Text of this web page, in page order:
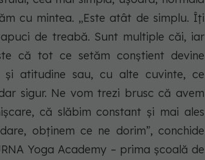
cu mintea. „Este atât de simplu. Îți
de treabă. Sunt multiple căi, iar
că tot ce setăm conștient devine
și atitudine sau, cu alte cuvinte, ce
sigur. Ne vom trezi brusc că avem
că slăbim constant și mai ales
obținem ce ne dorim”, conchide
Yoga Academy – prima şcoală de